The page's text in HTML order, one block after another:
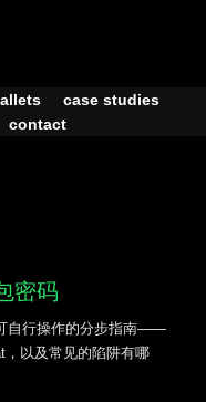
case studies
contact
密码
自行操作的分步指南——
以及常见的陷阱有哪